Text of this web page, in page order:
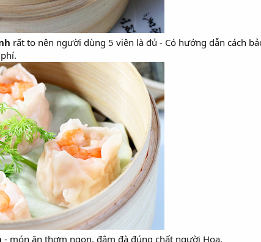
rất to nên người dùng 5 viên là đủ - Có hướng dẫn cách
- món ăn thơm ngon, đậm đà đúng chất người Hoa.